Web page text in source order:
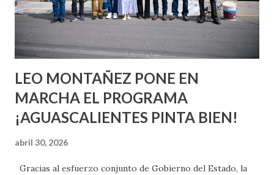
experimentarlo, pero como cualquier persona con
experiencia te dirá, siempre es mejor cuando ambas partes
son suficientemen...
LEO MONTAÑEZ PONE EN
MARCHA EL PROGRAMA
¡AGUASCALIENTES PINTA BIEN!
abril 30, 2026
Gracias al esfuerzo conjunto de Gobierno del Estado, la